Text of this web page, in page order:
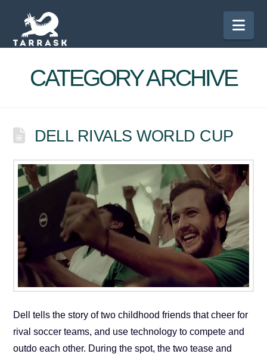
CATEGORY ARCHIVE
DELL RIVALS WORLD CUP
Dell tells the story of two childhood friends that cheer for
rival soccer teams, and use technology to compete and
outdo each other. During the spot, the two tease and